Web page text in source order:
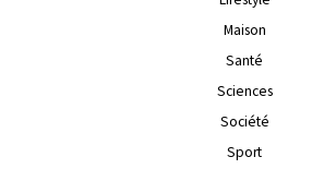
Maison
Santé
Sciences
Société
Sport